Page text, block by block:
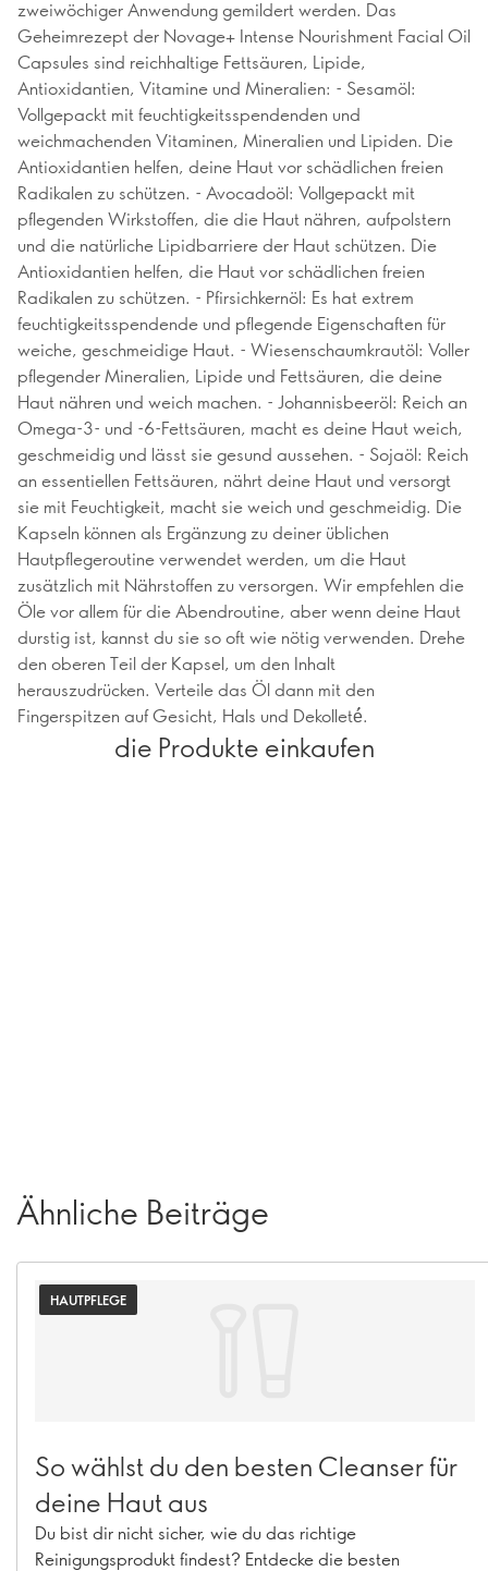
zweiwöchiger Anwendung gemildert werden. Das
Geheimrezept der Novage+ Intense Nourishment Facial Oil
Capsules sind reichhaltige Fettsäuren, Lipide,
Antioxidantien, Vitamine und Mineralien: - Sesamöl:
Vollgepackt mit feuchtigkeitsspendenden und
weichmachenden Vitaminen, Mineralien und Lipiden. Die
Antioxidantien helfen, deine Haut vor schädlichen freien
Radikalen zu schützen. - Avocadoöl: Vollgepackt mit
pflegenden Wirkstoffen, die die Haut nähren, aufpolstern
und die natürliche Lipidbarriere der Haut schützen. Die
Antioxidantien helfen, die Haut vor schädlichen freien
Radikalen zu schützen. - Pfirsichkernöl: Es hat extrem
feuchtigkeitsspendende und pflegende Eigenschaften für
weiche, geschmeidige Haut. - Wiesenschaumkrautöl: Voller
pflegender Mineralien, Lipide und Fettsäuren, die deine
Haut nähren und weich machen. - Johannisbeeröl: Reich an
Omega-3- und -6-Fettsäuren, macht es deine Haut weich,
geschmeidig und lässt sie gesund aussehen. - Sojaöl: Reich
an essentiellen Fettsäuren, nährt deine Haut und versorgt
sie mit Feuchtigkeit, macht sie weich und geschmeidig. Die
Kapseln können als Ergänzung zu deiner üblichen
Hautpflegeroutine verwendet werden, um die Haut
zusätzlich mit Nährstoffen zu versorgen. Wir empfehlen die
Öle vor allem für die Abendroutine, aber wenn deine Haut
durstig ist, kannst du sie so oft wie nötig verwenden. Drehe
den oberen Teil der Kapsel, um den Inhalt
herauszudrücken. Verteile das Öl dann mit den
Fingerspitzen auf Gesicht, Hals und Dekolleté́.
die Produkte einkaufen
Ähnliche Beiträge
HAUTPFLEGE
So wählst du den besten Cleanser für
deine Haut aus
Du bist dir nicht sicher, wie du das richtige
Reinigungsprodukt findest? Entdecke die besten